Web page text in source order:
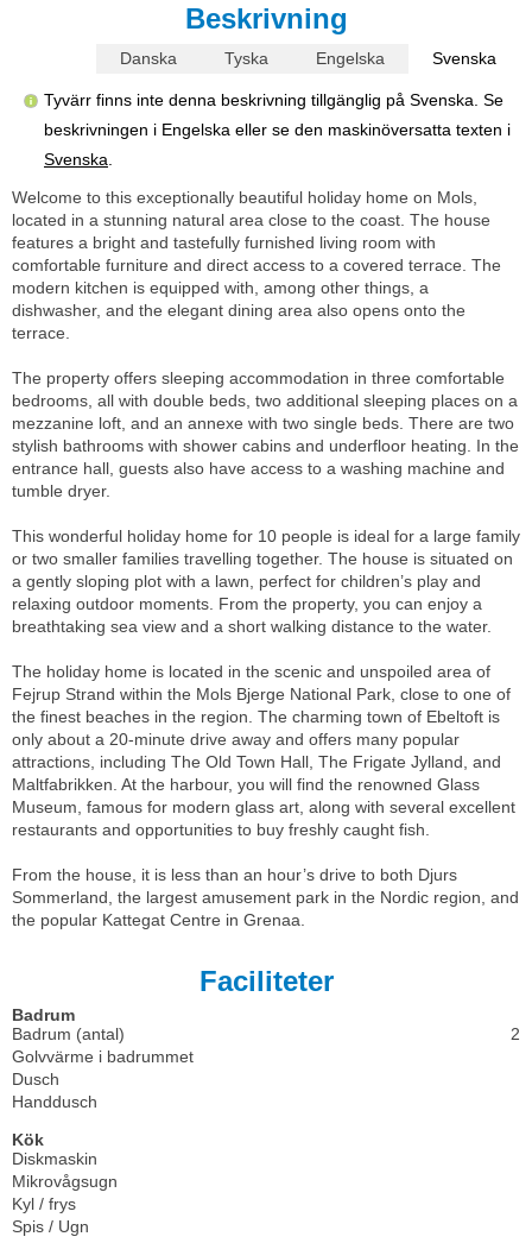
Beskrivning
Danska Tyska Engelska Svenska
Tyvärr finns inte denna beskrivning tillgänglig på Svenska. Se
beskrivningen i Engelska eller se den maskinöversatta texten i
Svenska.
Welcome to this exceptionally beautiful holiday home on Mols,
located in a stunning natural area close to the coast. The house
features a bright and tastefully furnished living room with
comfortable furniture and direct access to a covered terrace. The
modern kitchen is equipped with, among other things, a
dishwasher, and the elegant dining area also opens onto the
terrace.
The property offers sleeping accommodation in three comfortable
bedrooms, all with double beds, two additional sleeping places on a
mezzanine loft, and an annexe with two single beds. There are two
stylish bathrooms with shower cabins and underfloor heating. In the
entrance hall, guests also have access to a washing machine and
tumble dryer.
This wonderful holiday home for 10 people is ideal for a large family
or two smaller families travelling together. The house is situated on
a gently sloping plot with a lawn, perfect for children’s play and
relaxing outdoor moments. From the property, you can enjoy a
breathtaking sea view and a short walking distance to the water.
The holiday home is located in the scenic and unspoiled area of
Fejrup Strand within the Mols Bjerge National Park, close to one of
the finest beaches in the region. The charming town of Ebeltoft is
only about a 20-minute drive away and offers many popular
attractions, including The Old Town Hall, The Frigate Jylland, and
Maltfabrikken. At the harbour, you will find the renowned Glass
Museum, famous for modern glass art, along with several excellent
restaurants and opportunities to buy freshly caught fish.
From the house, it is less than an hour’s drive to both Djurs
Sommerland, the largest amusement park in the Nordic region, and
the popular Kattegat Centre in Grenaa.
Faciliteter
Badrum
Badrum (antal)
2
Golvvärme i badrummet
Dusch
Handdusch
Kök
Diskmaskin
Mikrovågsugn
Kyl / frys
Spis / Ugn